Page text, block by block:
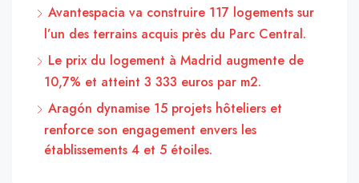
Avantespacia va construire 117 logements sur
l’un des terrains acquis près du Parc Central.
Le prix du logement à Madrid augmente de
10,7% et atteint 3 333 euros par m2.
Aragón dynamise 15 projets hôteliers et
renforce son engagement envers les
établissements 4 et 5 étoiles.